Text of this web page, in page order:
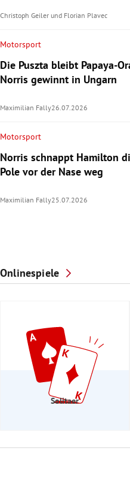
Christoph Geiler und Florian Plavec
Motorsport
Die Puszta bleibt Papaya-
Norris gewinnt in Ungarn
Maximilian Fally26.07.2026
Motorsport
Norris schnappt Hamilton
Pole vor der Nase weg
Maximilian Fally25.07.2026
Onlinespiele
Solitaer